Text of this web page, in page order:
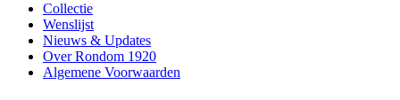
Collectie
Wenslijst
Nieuws & Updates
Over Rondom 1920
Algemene Voorwaarden